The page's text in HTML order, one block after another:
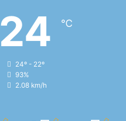
24 ℃
24º - 22º
93%
2.08 km/h